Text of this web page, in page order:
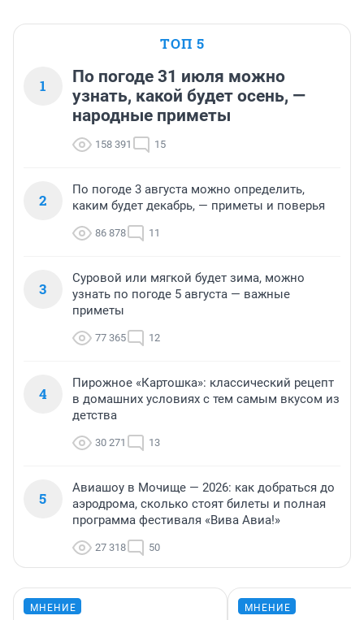
ТОП 5
1
По погоде 31 июля можно
узнать, какой будет осень, —
народные приметы
158 391 15
2
По погоде 3 августа можно определить,
каким будет декабрь, — приметы и поверья
86 878 11
3
Суровой или мягкой будет зима, можно
узнать по погоде 5 августа — важные
приметы
77 365 12
4
Пирожное «Картошка»: классический рецепт
в домашних условиях с тем самым вкусом из
детства
30 271 13
5
Авиашоу в Мочище — 2026: как добраться до
аэродрома, сколько стоят билеты и полная
программа фестиваля «Вива Авиа!»
27 318 50
МНЕНИЕ МНЕНИЕ